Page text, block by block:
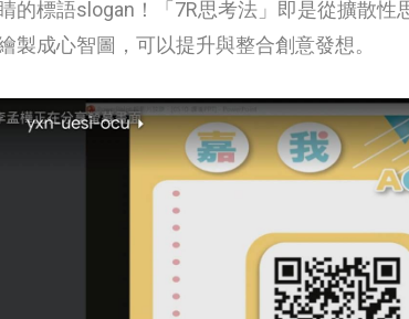
的標語slogan！「7R思考法」即是從擴散
製成心智圖，可以提升與整合創意發想。